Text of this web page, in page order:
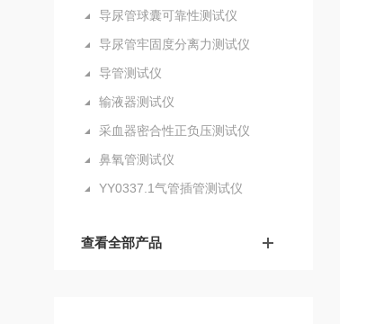
导尿管球囊可靠性测试仪
导尿管牢固度分离力测试仪
导管测试仪
输液器测试仪
采血器密合性正负压测试仪
鼻氧管测试仪
YY0337.1气管插管测试仪
查看全部产品